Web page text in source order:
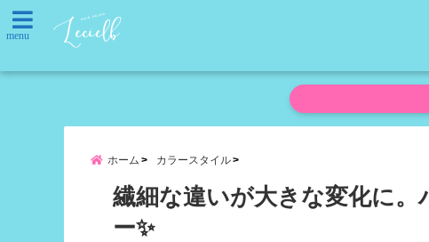
menu
ホーム カラースタイル
繊細な違いが大きな変化に
ー✨